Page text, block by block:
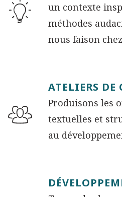
un contexte
méthodes
nous faison
ATELIERS DE
Produisons les
textuelles et
au